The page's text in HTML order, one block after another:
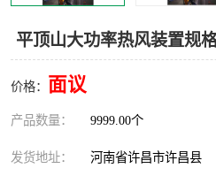
平顶山大功率热风装置规
价格： 面议
产品数量： 9999.00个
发货地址： 河南省许昌市许昌县